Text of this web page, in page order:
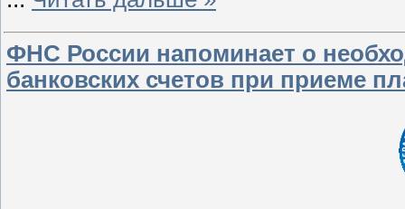
ФНС России напоминает о
банковских счетов при приеме